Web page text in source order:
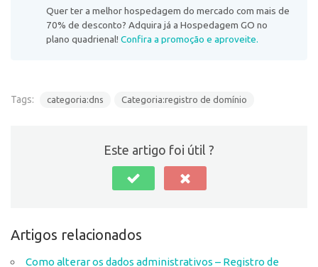
Quer ter a melhor hospedagem do mercado com mais de
70% de desconto? Adquira já a Hospedagem GO no
plano quadrienal! Confira a promoção e aproveite.
Tags: categoria:dns Categoria:registro de domínio
Este artigo foi útil ?
Artigos relacionados
Como alterar os dados administrativos – Registro de